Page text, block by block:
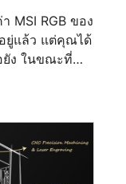
MSI RGB ของ
ยู่แล้ว แต่คุณได้
ยัง ในขณะที่
ากระบบนิเวศ
าที่ไม่จำเป็น
เครื่อง